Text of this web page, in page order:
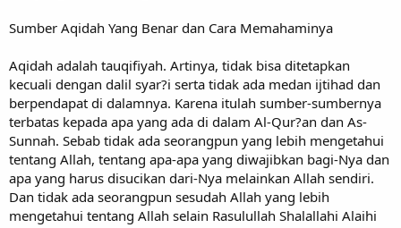
Sumber Aqidah Yang Benar dan Cara Memahaminya
Aqidah adalah tauqifiyah. Artinya, tidak bisa ditetapkan
kecuali dengan dalil syar?i serta tidak ada medan ijtihad dan
berpendapat di dalamnya. Karena itulah sumber-sumbernya
terbatas kepada apa yang ada di dalam Al-Qur?an dan As-
Sunnah. Sebab tidak ada seorangpun yang lebih mengetahui
tentang Allah, tentang apa-apa yang diwajibkan bagi-Nya dan
apa yang harus disucikan dari-Nya melainkan Allah sendiri.
Dan tidak ada seorangpun sesudah Allah yang lebih
mengetahui tentang Allah selain Rasulullah Shalallahi Alaihi